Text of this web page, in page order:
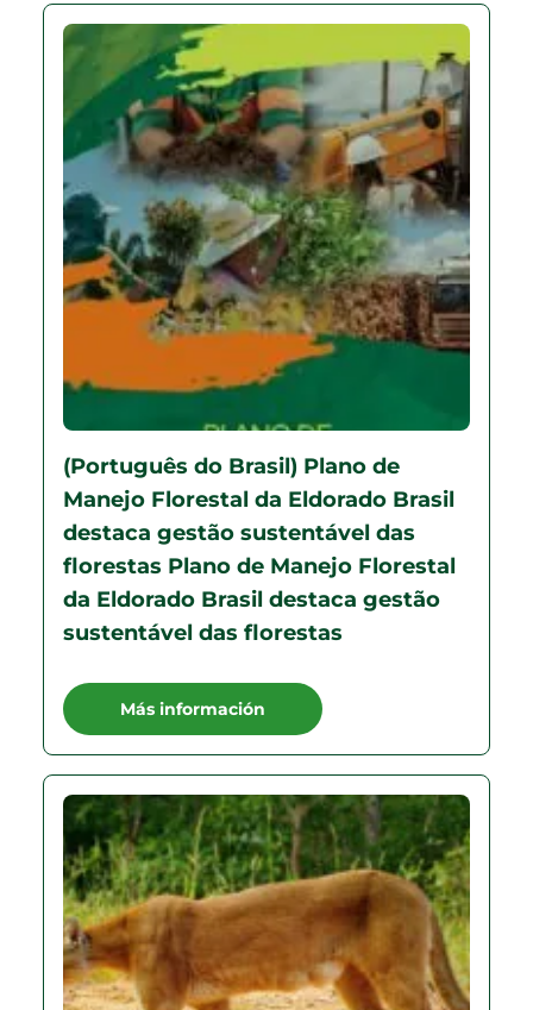
(Português do Brasil) Plano de
Manejo Florestal da Eldorado Brasil
destaca gestão sustentável das
florestas Plano de Manejo Florestal
da Eldorado Brasil destaca gestão
sustentável das florestas
Más información